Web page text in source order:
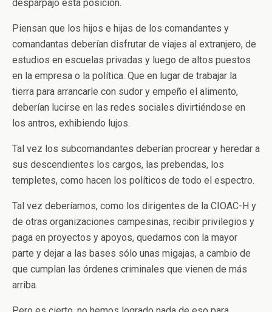
desparpajo esta posición.
Piensan que los hijos e hijas de los comandantes y
comandantas deberían disfrutar de viajes al extranjero, de
estudios en escuelas privadas y luego de altos puestos
en la empresa o la política. Que en lugar de trabajar la
tierra para arrancarle con sudor y empeño el alimento,
deberían lucirse en las redes sociales divirtiéndose en
los antros, exhibiendo lujos.
Tal vez los subcomandantes deberían procrear y heredar a
sus descendientes los cargos, las prebendas, los
templetes, como hacen los políticos de todo el espectro.
Tal vez deberíamos, como los dirigentes de la CIOAC-H y
de otras organizaciones campesinas, recibir privilegios y
paga en proyectos y apoyos, quedarnos con la mayor
parte y dejar a las bases sólo unas migajas, a cambio de
que cumplan las órdenes criminales que vienen de más
arriba.